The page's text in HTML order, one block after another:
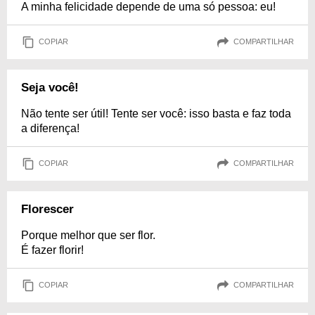
A minha felicidade depende de uma só pessoa: eu!
COPIAR COMPARTILHAR
Seja você!
Não tente ser útil! Tente ser você: isso basta e faz toda
a diferença!
COPIAR COMPARTILHAR
Florescer
Porque melhor que ser flor.
É fazer florir!
COPIAR COMPARTILHAR